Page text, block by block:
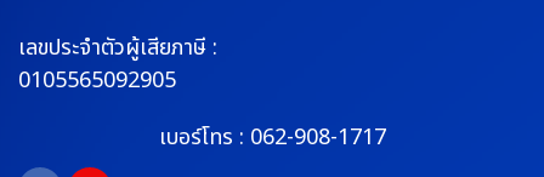
เลขประจำตัวผู้เสียภาษี :
0105565092905
เบอร์โทร : 062-908-1717